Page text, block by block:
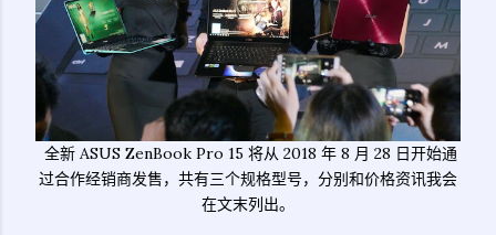
全新 ASUS ZenBook Pro 15 将从 2018 年 8 月 28 日开始通
过合作经销商发售，共有三个规格型号，分别和价格资讯我会
在文末列出。